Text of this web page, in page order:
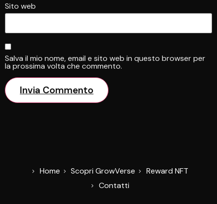
Sito web
Salva il mio nome, email e sito web in questo browser per
la prossima volta che commento.
Home Scopri GrowVerse
Reward NFT
Contatti